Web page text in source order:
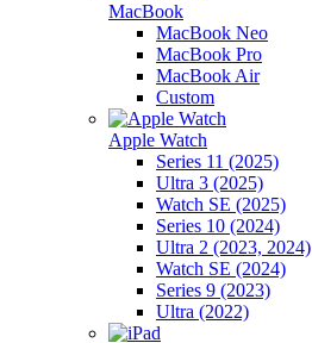
MacBook
MacBook Neo
MacBook Pro
MacBook Air
Custom
Apple Watch
Series 11 (2025)
Ultra 3 (2025)
Watch SE (2025)
Series 10 (2024)
Ultra 2 (2023, 2024)
Watch SE (2024)
Series 9 (2023)
Ultra (2022)